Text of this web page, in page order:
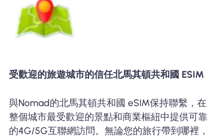
受歡迎的旅遊城市的信任北馬其頓共和國 ESIM
與Nomad的北馬其頓共和國 eSIM保持聯繫，在
整個城市最受歡迎的景點和商業樞紐中提供可靠
的4G/5G互聯網訪問。無論您的旅行帶到哪裡，